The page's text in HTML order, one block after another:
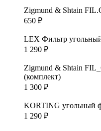
Zigmund & Shtain
650 ₽
LEX Фильтр
1 290 ₽
Zigmund & Shtain
(комплект)
1 300 ₽
KORTING угольный
1 290 ₽